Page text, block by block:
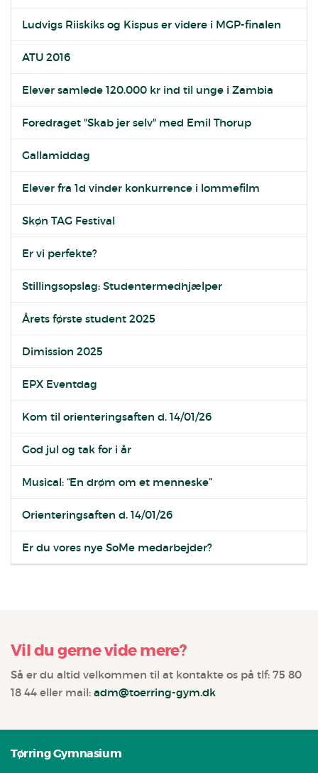
Ludvigs Riiskiks og Kispus er videre i MGP-finalen
ATU 2016
Elever samlede 120.000 kr ind til unge i Zambia
Foredraget "Skab jer selv" med Emil Thorup
Gallamiddag
Elever fra 1d vinder konkurrence i lommefilm
Skøn TAG Festival
Er vi perfekte?
Stillingsopslag: Studentermedhjælper
Årets første student 2025
Dimission 2025
EPX Eventdag
Kom til orienteringsaften d. 14/01/26
God jul og tak for i år
Musical: “En drøm om et menneske”
Orienteringsaften d. 14/01/26
Er du vores nye SoMe medarbejder?
Vil du gerne vide mere?
Så er du altid velkommen til at kontakte os på tlf: 75 80
18 44 eller mail: adm@toerring-gym.dk
Tørring Gymnasium